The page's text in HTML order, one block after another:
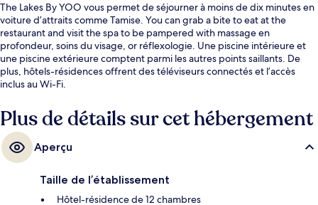
The Lakes By YOO vous permet de séjourner à moins de dix minutes en
voiture d’attraits comme Tamise. You can grab a bite to eat at the
restaurant and visit the spa to be pampered with massage en
profondeur, soins du visage, or réflexologie. Une piscine intérieure et
une piscine extérieure comptent parmi les autres points saillants. De
plus, hôtels-résidences offrent des téléviseurs connectés et l’accès
inclus au Wi-Fi.
Plus de détails sur cet hébergement
Aperçu
Taille de l’établissement
Hôtel-résidence de 12 chambres